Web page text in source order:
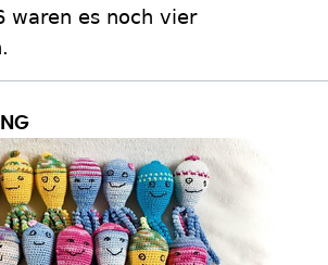
waren es noch vier